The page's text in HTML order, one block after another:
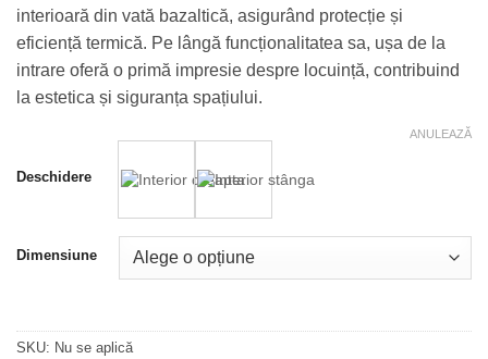
interioară din vată bazaltică, asigurând protecție și
eficiență termică. Pe lângă funcționalitatea sa, ușa de la
intrare oferă o primă impresie despre locuință, contribuind
la estetica și siguranța spațiului.
Deschidere
Dimensiune
ANULEAZĂ
SKU: Nu se aplică